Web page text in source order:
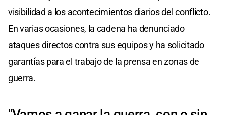
visibilidad a los acontecimientos diarios del conflicto.
En varias ocasiones, la cadena ha denunciado
ataques directos contra sus equipos y ha solicitado
garantías para el trabajo de la prensa en zonas de
guerra.